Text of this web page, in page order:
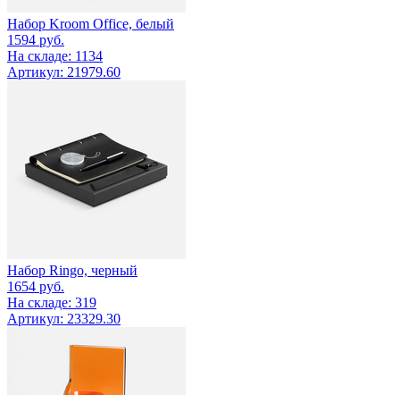
Набор Kroom Office, белый
1594 руб.
На складе: 1134
Артикул: 21979.60
Набор Ringo, черный
1654 руб.
На складе: 319
Артикул: 23329.30